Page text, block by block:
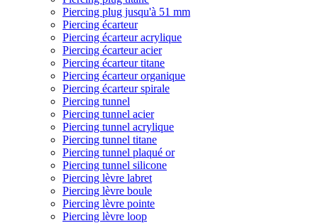
Piercing plug jusqu'à 51 mm
Piercing écarteur
Piercing écarteur acrylique
Piercing écarteur acier
Piercing écarteur titane
Piercing écarteur organique
Piercing écarteur spirale
Piercing tunnel
Piercing tunnel acier
Piercing tunnel acrylique
Piercing tunnel titane
Piercing tunnel plaqué or
Piercing tunnel silicone
Piercing lèvre labret
Piercing lèvre boule
Piercing lèvre pointe
Piercing lèvre loop